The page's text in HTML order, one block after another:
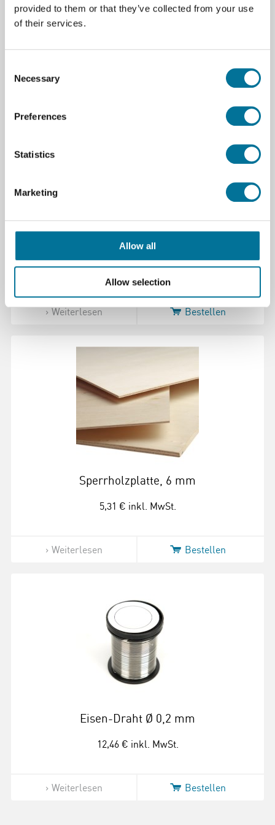
provided to them or that they’ve collected from your use
of their services.
Selection
Necessary
Preferences
Statistics
Marketing
Allow all
Allow selection
293,45 € inkl. MwSt.
Controller/Fernbedienung für Tello EDU-
Drohne
61,86 € inkl. MwSt.
Weiterlesen Bestellen
Sperrholzplatte, 6 mm
5,31 € inkl. MwSt.
Weiterlesen Bestellen
Eisen-Draht Ø 0,2 mm
12,46 € inkl. MwSt.
Weiterlesen Bestellen